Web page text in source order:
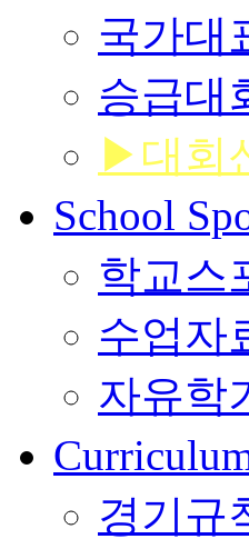
국가대
승급대
▶대회
School
학교스
수업자
자유학
경기규